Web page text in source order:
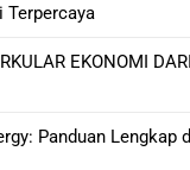
Terpercaya
EKONOMI
Panduan Lengkap